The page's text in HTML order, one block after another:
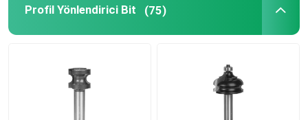
Delik Testere Çardak
Profil Yönlendirici Bit (75)